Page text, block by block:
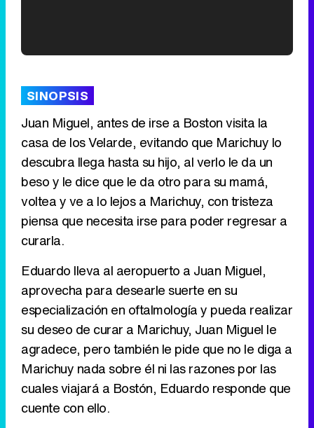
Tráiler de '33 días', la nueva serie de Atresplayer con Julián Villagrán y José Manuel Poga
Tráiler en catalán de 'Ravalear', la nueva serie de HBO Max sobre los fondos buitre
Tráiler de la tercera temporada de 'The Walking Dead: Dead City' de AMC+
Canción ganadora de Eurovisión 2026: DARA con "Bangaranga" por Bulgaria
SINOPSIS
Juan Miguel, antes de irse a Boston visita la
casa de los Velarde, evitando que Marichuy lo
descubra llega hasta su hijo, al verlo le da un
beso y le dice que le da otro para su mamá,
voltea y ve a lo lejos a Marichuy, con tristeza
piensa que necesita irse para poder regresar a
curarla.
Eduardo lleva al aeropuerto a Juan Miguel,
aprovecha para desearle suerte en su
especialización en oftalmología y pueda realizar
su deseo de curar a Marichuy, Juan Miguel le
agradece, pero también le pide que no le diga a
Marichuy nada sobre él ni las razones por las
cuales viajará a Bostón, Eduardo responde que
cuente con ello.